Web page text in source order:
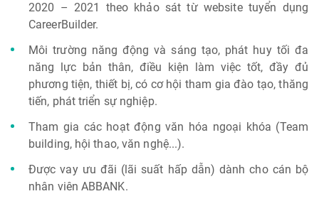
2020 – 2021 theo khảo sát từ website tuyển dụng
CareerBuilder.
Môi trường năng động và sáng tạo, phát huy tối đa
năng lực bản thân, điều kiện làm việc tốt, đầy đủ
phương tiện, thiết bị, có cơ hội tham gia đào tạo, thăng
tiến, phát triển sự nghiệp.
Tham gia các hoạt động văn hóa ngoại khóa (Team
building, hội thao, văn nghệ...).
Được vay ưu đãi (lãi suất hấp dẫn) dành cho cán bộ
nhân viên ABBANK.